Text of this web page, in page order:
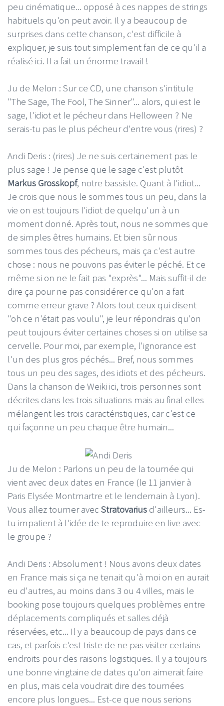
peu cinématique... opposé à ces nappes de strings
habituels qu'on peut avoir. Il y a beaucoup de
surprises dans cette chanson, c'est difficile à
expliquer, je suis tout simplement fan de ce qu'il a
réalisé ici. Il a fait un énorme travail !
Ju de Melon : Sur ce CD, une chanson s'intitule
"The Sage, The Fool, The Sinner"... alors, qui est le
sage, l'idiot et le pécheur dans Helloween ? Ne
serais-tu pas le plus pécheur d'entre vous (rires) ?
Andi Deris : (rires) Je ne suis certainement pas le
plus sage ! Je pense que le sage c'est plutôt
Markus Grosskopf, notre bassiste. Quant à l'idiot...
Je crois que nous le sommes tous un peu, dans la
vie on est toujours l'idiot de quelqu'un à un
moment donné. Après tout, nous ne sommes que
de simples êtres humains. Et bien sûr nous
sommes tous des pécheurs, mais ça c'est autre
chose : nous ne pouvons pas éviter le péché. Et ce
même si on ne le fait pas "exprès"... Mais suffit-il de
dire ça pour ne pas considérer ce qu'on a fait
comme erreur grave ? Alors tout ceux qui disent
"oh ce n'était pas voulu", je leur répondrais qu'on
peut toujours éviter certaines choses si on utilise sa
cervelle. Pour moi, par exemple, l'ignorance est
l'un des plus gros péchés... Bref, nous sommes
tous un peu des sages, des idiots et des pécheurs.
Dans la chanson de Weiki ici, trois personnes sont
décrites dans les trois situations mais au final elles
mélangent les trois caractéristiques, car c'est ce
qui façonne un peu chaque être humain...
Ju de Melon : Parlons un peu de la tournée qui
vient avec deux dates en France (le 11 janvier à
Paris Elysée Montmartre et le lendemain à Lyon).
Vous allez tourner avec Stratovarius d'ailleurs... Es-
tu impatient à l'idée de te reproduire en live avec
le groupe ?
Andi Deris : Absolument ! Nous avons deux dates
en France mais si ça ne tenait qu'à moi on en aurait
eu d'autres, au moins dans 3 ou 4 villes, mais le
booking pose toujours quelques problèmes entre
déplacements compliqués et salles déjà
réservées, etc... Il y a beaucoup de pays dans ce
cas, et parfois c'est triste de ne pas visiter certains
endroits pour des raisons logistiques. Il y a toujours
une bonne vingtaine de dates qu'on aimerait faire
en plus, mais cela voudrait dire des tournées
encore plus longues... Est-ce que nous serions